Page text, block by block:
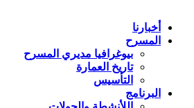
أخبارنا
المسرح
بيوغرافيا مديري المسرح
تاريخ العمارة
التأسيس
البرنامج